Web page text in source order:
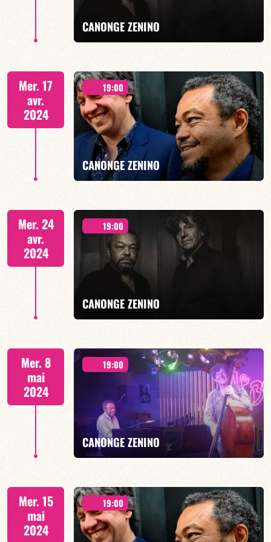
CANONGE ZENINO
Duo Jazz - 19h00
EN SAVOIR PLUS
Mer. 17
avr.
2024
19:00
CANONGE ZENINO
Mer. 24
avr.
2024
19:00
CANONGE ZENINO
Duo Jazz - 19h00
EN SAVOIR PLUS
Mer. 8
mai
2024
19:00
CANONGE ZENINO
Duo Jazz - 19h00
Mer. 15
mai
2024
19:00